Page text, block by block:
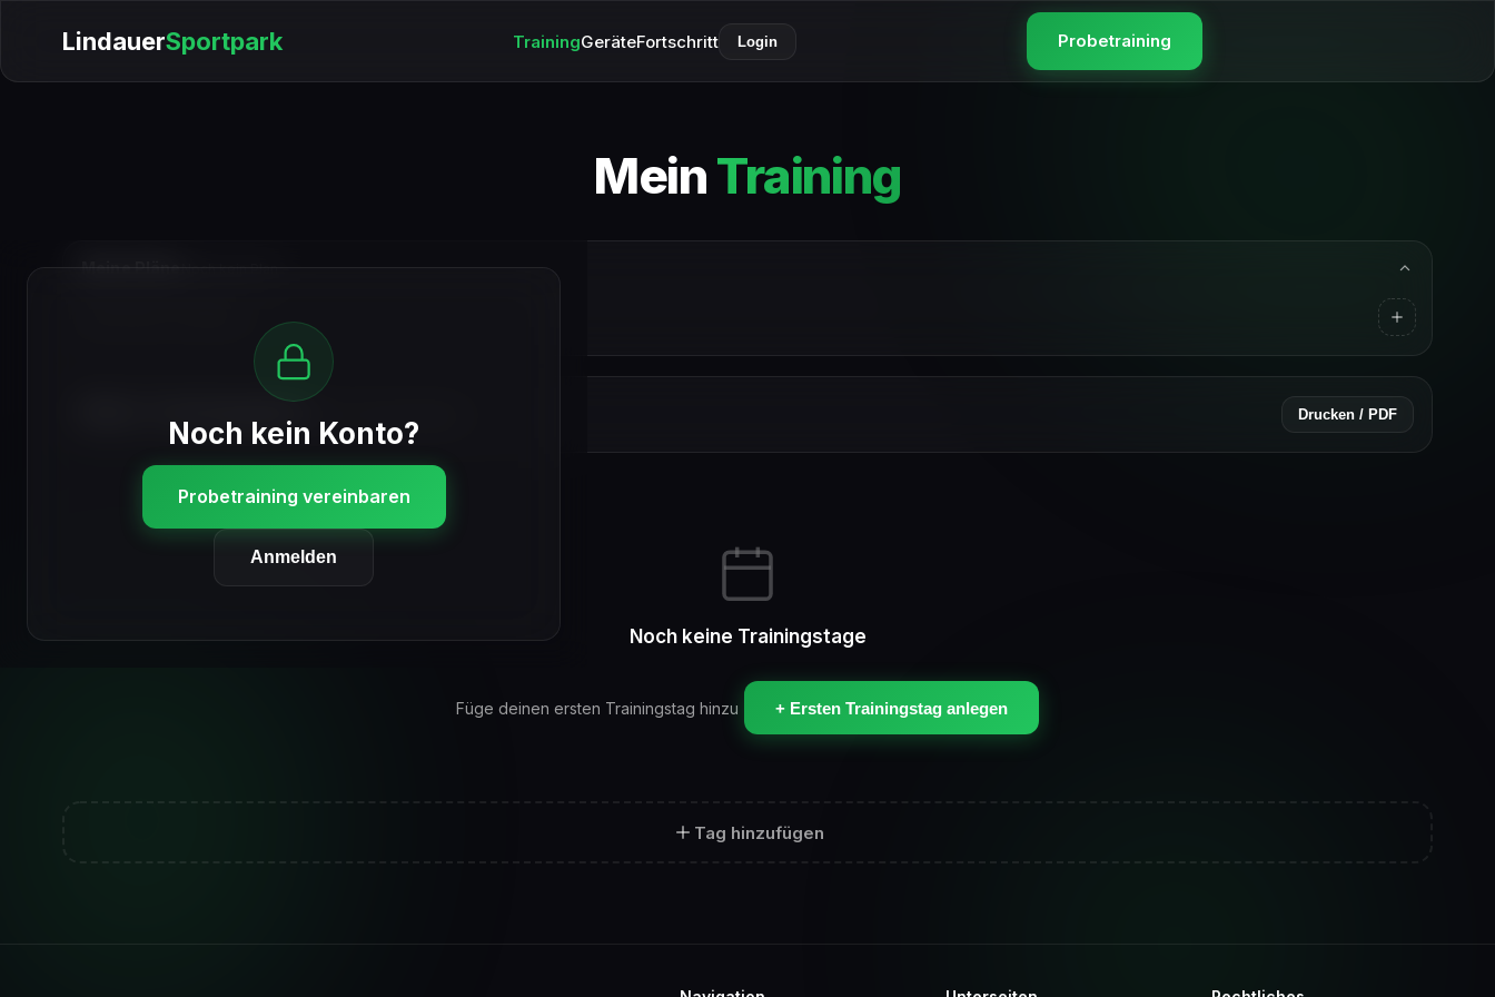
LindauerSportpark TrainingGeräteFortschritt Login Probetraining
MeinTraining
Noch kein Konto?
Probetraining vereinbaren
Anmelden
Meine Pläne Noch kein Plan
Mein Trainingsplan Drucken / PDF
Noch keine Trainingstage
Füge deinen ersten Trainingstag hinzu + Ersten Trainingstag anlegen
Tag hinzufügen